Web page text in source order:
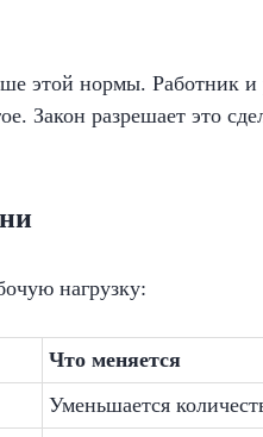
этой нормы. Работник и
Закон разрешает это
нагрузку:
Что меняется
Уменьшается